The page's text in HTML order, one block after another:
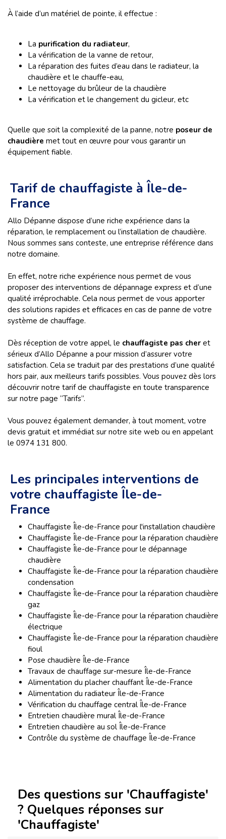
À l’aide d’un matériel de pointe, il effectue :
La purification du radiateur,
La vérification de la vanne de retour,
La réparation des fuites d’eau dans le radiateur, la
chaudière et le chauffe-eau,
Le nettoyage du brûleur de la chaudière
La vérification et le changement du gicleur, etc
Quelle que soit la complexité de la panne, notre poseur de
chaudière met tout en œuvre pour vous garantir un
équipement fiable.
Tarif de chauffagiste à Île-de-
France
Allo Dépanne dispose d’une riche expérience dans la
réparation, le remplacement ou l’installation de chaudière.
Nous sommes sans conteste, une entreprise référence dans
notre domaine.
En effet, notre riche expérience nous permet de vous
proposer des interventions de dépannage express et d’une
qualité irréprochable. Cela nous permet de vous apporter
des solutions rapides et efficaces en cas de panne de votre
système de chauffage.
Dès réception de votre appel, le chauffagiste pas cher et
sérieux d’Allo Dépanne a pour mission d’assurer votre
satisfaction. Cela se traduit par des prestations d’une qualité
hors pair, aux meilleurs tarifs possibles. Vous pouvez dès lors
découvrir notre tarif de chauffagiste en toute transparence
sur notre page “Tarifs”.
Vous pouvez également demander, à tout moment, votre
devis gratuit et immédiat sur notre site web ou en appelant
le 0974 131 800.
Les principales interventions de
votre chauffagiste Île-de-
France
Chauffagiste Île-de-France pour l'installation chaudière
Chauffagiste Île-de-France pour la réparation chaudière
Chauffagiste Île-de-France pour le dépannage
chaudière
Chauffagiste Île-de-France pour la réparation chaudière
condensation
Chauffagiste Île-de-France pour la réparation chaudière
gaz
Chauffagiste Île-de-France pour la réparation chaudière
électrique
Chauffagiste Île-de-France pour la réparation chaudière
fioul
Pose chaudière Île-de-France
Travaux de chauffage sur-mesure Île-de-France
Alimentation du placher chauffant Île-de-France
Alimentation du radiateur Île-de-France
Vérification du chauffage central Île-de-France
Entretien chaudière mural Île-de-France
Entretien chaudière au sol Île-de-France
Contrôle du système de chauffage Île-de-France
Des questions sur 'Chauffagiste'
? Quelques réponses sur
'Chauffagiste'